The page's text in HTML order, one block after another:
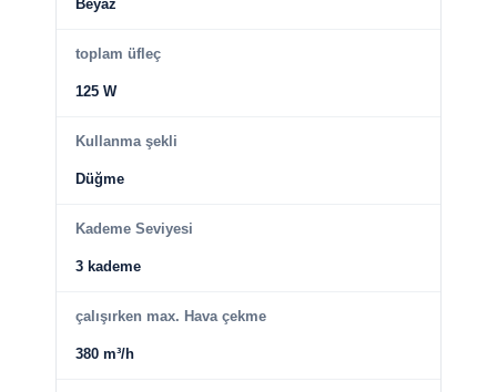
Beyaz
toplam üfleç
125 W
Kullanma şekli
Düğme
Kademe Seviyesi
3 kademe
çalışırken max. Hava çekme
380 m³/h